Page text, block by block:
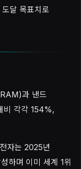
달 목표치로
과 낸드
비 각각 154%,
자는 2025년
하며 이미 세계 1위